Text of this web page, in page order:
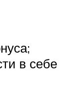
в себе